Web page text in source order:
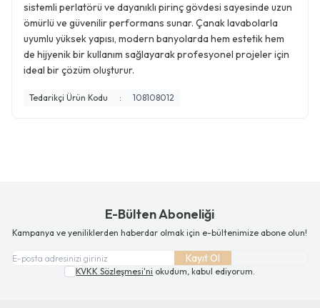
sistemli perlatörü ve dayanıklı pirinç gövdesi sayesinde uzun
ömürlü ve güvenilir performans sunar. Çanak lavabolarla
uyumlu yüksek yapısı, modern banyolarda hem estetik hem
de hijyenik bir kullanım sağlayarak profesyonel projeler için
ideal bir çözüm oluşturur.
Tedarikçi Ürün Kodu : 108108012
E-Bülten Aboneliği
Kampanya ve yeniliklerden haberdar olmak için e-bültenimize abone olun!
Kayıt Ol
KVKK Sözleşmesi'ni okudum, kabul ediyorum.